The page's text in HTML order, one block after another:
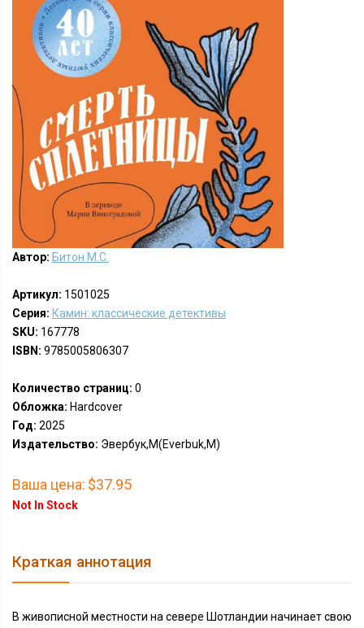
Автор: Битон М.С.
Артикул: 1501025
Серия: Камин: классические детективы
SKU: 167778
ISBN: 9785005806307
Количество страниц: 0
Обложка: Hardcover
Год: 2025
Издательство: Эвербук,М(Everbuk,M)
Ваша цена: $37.95
Not In Stock
Краткая аннотация
В живописной местности на севере Шотландии начинает свою